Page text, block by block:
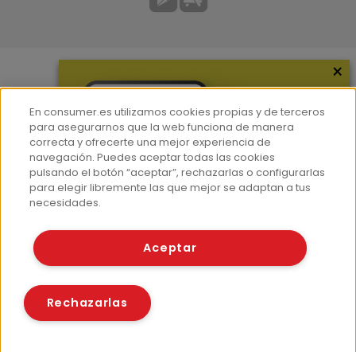
Más información
¿Quiénes somos?
Hemeroteca
Contacto
Prensa
© Fundación EROSKI
Políticas de cookies
×
En consumer.es utilizamos cookies propias y de terceros
para asegurarnos que la web funciona de manera
correcta y ofrecerte una mejor experiencia de
navegación. Puedes aceptar todas las cookies
pulsando el botón “aceptar”, rechazarlas o configurarlas
para elegir libremente las que mejor se adaptan a tus
necesidades.
Aceptar
Rechazarlas